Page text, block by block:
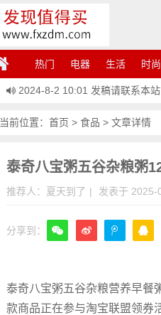
热门 电器 生活 时尚
2024-8-2 10:01 发稿请联系本
当前位置： 首页 > 食品 > 文章详情
泰奇八宝粥五谷杂粮粥
推荐人：夏天到了 | 发表于 2025-
分享到：
泰奇八宝粥五谷杂粮营养早餐
款商品正在参与淘宝联盟领券